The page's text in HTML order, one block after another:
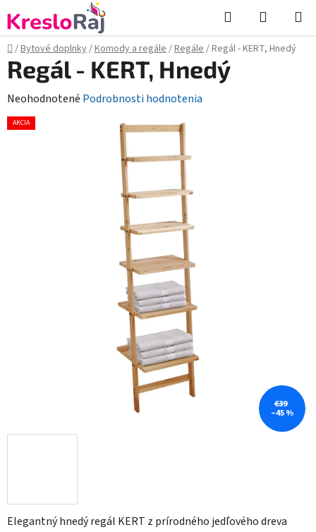
na
obsah
Hľadať
KOŠÍK
Domov
/Bytové doplnky/Komody a regále/Regále/Regál - KERT, Hnedý
Elegantný hnedý regál KERT z prírodného jedľového dreva
Regál - KERT, Hnedý
Priemerné
hodnotenie
Neohodnotené Podrobnosti hodnotenia
AKCIA
€39
–45 %